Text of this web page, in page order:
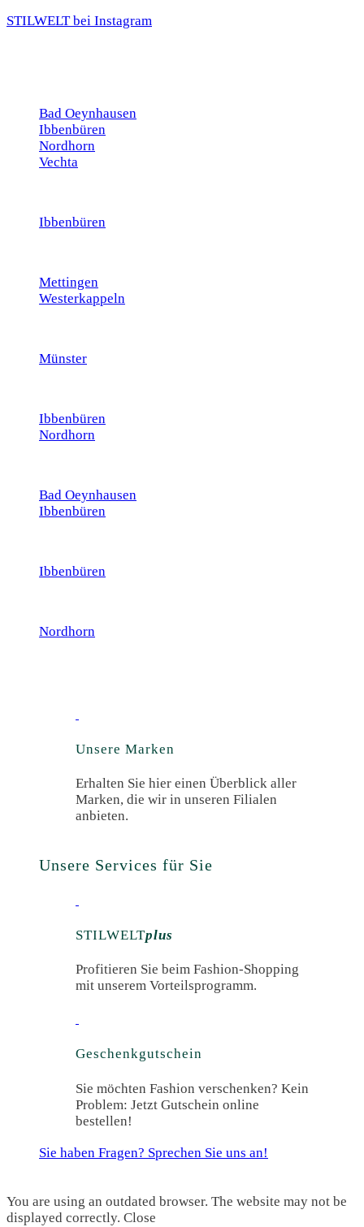
STILWELT bei Instagram
Bad Oeynhausen
Ibbenbüren
Nordhorn
Vechta
Ibbenbüren
Mettingen
Westerkappeln
Münster
Ibbenbüren
Nordhorn
Bad Oeynhausen
Ibbenbüren
Ibbenbüren
Nordhorn
Unsere Marken
Erhalten Sie hier einen Überblick aller
Marken, die wir in unseren Filialen
anbieten.
Unsere Services für Sie
STILWELTplus
Profitieren Sie beim Fashion-Shopping
mit unserem Vorteilsprogramm.
Geschenk­gutschein
Sie möchten Fashion verschenken? Kein
Problem: Jetzt Gutschein online
bestellen!
Sie haben Fragen? Sprechen Sie uns an!
You are using an outdated browser. The website may not be
displayed correctly. Close